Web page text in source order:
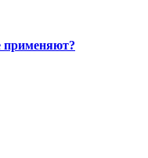
применяют?